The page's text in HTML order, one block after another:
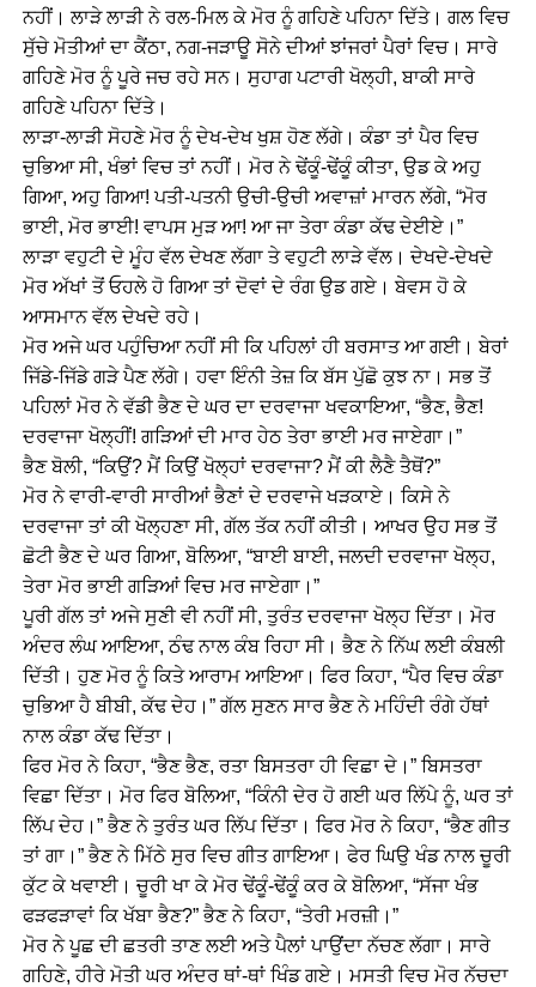
ਨਹੀਂ। ਲਾੜੇ ਲਾੜੀ ਨੇ ਰਲ-ਮਿਲ ਕੇ ਮੋਰ ਨੂੰ ਗਹਿਣੇ ਪਹਿਨਾ ਦਿੱਤੇ। ਗਲ ਵਿਚ
ਸੁੱਚੇ ਮੋਤੀਆਂ ਦਾ ਕੈਂਠਾ, ਨਗ-ਜੜਾਊ ਸੋਨੇ ਦੀਆਂ ਝਾਂਜਰਾਂ ਪੈਰਾਂ ਵਿਚ। ਸਾਰੇ
ਗਹਿਣੇ ਮੋਰ ਨੂੰ ਪੂਰੇ ਜਚ ਰਹੇ ਸਨ। ਸੁਹਾਗ ਪਟਾਰੀ ਖੋਲ੍ਹੀ, ਬਾਕੀ ਸਾਰੇ
ਗਹਿਣੇ ਪਹਿਨਾ ਦਿੱਤੇ।
ਲਾੜਾ-ਲਾੜੀ ਸੋਹਣੇ ਮੋਰ ਨੂੰ ਦੇਖ-ਦੇਖ ਖੁਸ਼ ਹੋਣ ਲੱਗੇ। ਕੰਡਾ ਤਾਂ ਪੈਰ ਵਿਚ
ਚੁਭਿਆ ਸੀ, ਖੰਭਾਂ ਵਿਚ ਤਾਂ ਨਹੀਂ। ਮੋਰ ਨੇ ਢੇਂਕੂੰ-ਢੇਂਕੂੰ ਕੀਤਾ, ਉਡ ਕੇ ਅਹੁ
ਗਿਆ, ਅਹੁ ਗਿਆ! ਪਤੀ-ਪਤਨੀ ਉਚੀ-ਉਚੀ ਅਵਾਜ਼ਾਂ ਮਾਰਨ ਲੱਗੇ, “ਮੋਰ
ਭਾਈ, ਮੋਰ ਭਾਈ! ਵਾਪਸ ਮੁੜ ਆ! ਆ ਜਾ ਤੇਰਾ ਕੰਡਾ ਕੱਢ ਦੇਈਏ।”
ਲਾੜਾ ਵਹੁਟੀ ਦੇ ਮੂੰਹ ਵੱਲ ਦੇਖਣ ਲੱਗਾ ਤੇ ਵਹੁਟੀ ਲਾੜੇ ਵੱਲ। ਦੇਖਦੇ-ਦੇਖਦੇ
ਮੋਰ ਅੱਖਾਂ ਤੋਂ ਓਹਲੇ ਹੋ ਗਿਆ ਤਾਂ ਦੋਵਾਂ ਦੇ ਰੰਗ ਉਡ ਗਏ। ਬੇਵਸ ਹੋ ਕੇ
ਆਸਮਾਨ ਵੱਲ ਦੇਖਦੇ ਰਹੇ।
ਮੋਰ ਅਜੇ ਘਰ ਪਹੁੰਚਿਆ ਨਹੀਂ ਸੀ ਕਿ ਪਹਿਲਾਂ ਹੀ ਬਰਸਾਤ ਆ ਗਈ। ਬੇਰਾਂ
ਜਿੱਡੇ-ਜਿੱਡੇ ਗੜੇ ਪੈਣ ਲੱਗੇ। ਹਵਾ ਇੰਨੀ ਤੇਜ਼ ਕਿ ਬੱਸ ਪੁੱਛੋ ਕੁਝ ਨਾ। ਸਭ ਤੋਂ
ਪਹਿਲਾਂ ਮੋਰ ਨੇ ਵੱਡੀ ਭੈਣ ਦੇ ਘਰ ਦਾ ਦਰਵਾਜਾ ਖਵਕਾਇਆ, “ਭੈਣ, ਭੈਣ!
ਦਰਵਾਜਾ ਖੋਲ੍ਹੀਂ! ਗੜਿਆਂ ਦੀ ਮਾਰ ਹੇਠ ਤੇਰਾ ਭਾਈ ਮਰ ਜਾਏਗਾ।”
ਭੈਣ ਬੋਲੀ, “ਕਿਉਂ? ਮੈਂ ਕਿਉਂ ਖੋਲ੍ਹਾਂ ਦਰਵਾਜਾ? ਮੈਂ ਕੀ ਲੈਣੈ ਤੈਥੋਂ?”
ਮੋਰ ਨੇ ਵਾਰੀ-ਵਾਰੀ ਸਾਰੀਆਂ ਭੈਣਾਂ ਦੇ ਦਰਵਾਜੇ ਖੜਕਾਏ। ਕਿਸੇ ਨੇ
ਦਰਵਾਜਾ ਤਾਂ ਕੀ ਖੋਲ੍ਹਣਾ ਸੀ, ਗੱਲ ਤੱਕ ਨਹੀਂ ਕੀਤੀ। ਆਖਰ ਉਹ ਸਭ ਤੋਂ
ਛੋਟੀ ਭੈਣ ਦੇ ਘਰ ਗਿਆ, ਬੋਲਿਆ, “ਬਾਈ ਬਾਈ, ਜਲਦੀ ਦਰਵਾਜਾ ਖੋਲ੍ਹ,
ਤੇਰਾ ਮੋਰ ਭਾਈ ਗੜਿਆਂ ਵਿਚ ਮਰ ਜਾਏਗਾ।”
ਪੂਰੀ ਗੱਲ ਤਾਂ ਅਜੇ ਸੁਣੀ ਵੀ ਨਹੀਂ ਸੀ, ਤੁਰੰਤ ਦਰਵਾਜਾ ਖੋਲ੍ਹ ਦਿੱਤਾ। ਮੋਰ
ਅੰਦਰ ਲੰਘ ਆਇਆ, ਠੰਢ ਨਾਲ ਕੰਬ ਰਿਹਾ ਸੀ। ਭੈਣ ਨੇ ਨਿੱਘ ਲਈ ਕੰਬਲੀ
ਦਿੱਤੀ। ਹੁਣ ਮੋਰ ਨੂੰ ਕਿਤੇ ਆਰਾਮ ਆਇਆ। ਫਿਰ ਕਿਹਾ, “ਪੈਰ ਵਿਚ ਕੰਡਾ
ਚੁਭਿਆ ਹੈ ਬੀਬੀ, ਕੱਢ ਦੇਹ।” ਗੱਲ ਸੁਣਨ ਸਾਰ ਭੈਣ ਨੇ ਮਹਿੰਦੀ ਰੰਗੇ ਹੱਥਾਂ
ਨਾਲ ਕੰਡਾ ਕੱਢ ਦਿੱਤਾ।
ਫਿਰ ਮੋਰ ਨੇ ਕਿਹਾ, “ਭੈਣ ਭੈਣ, ਰਤਾ ਬਿਸਤਰਾ ਹੀ ਵਿਛਾ ਦੇ।” ਬਿਸਤਰਾ
ਵਿਛਾ ਦਿੱਤਾ। ਮੋਰ ਫਿਰ ਬੋਲਿਆ, “ਕਿੰਨੀ ਦੇਰ ਹੋ ਗਈ ਘਰ ਲਿੱਪੇ ਨੂੰ, ਘਰ ਤਾਂ
ਲਿੱਪ ਦੇਹ।” ਭੈਣ ਨੇ ਤੁਰੰਤ ਘਰ ਲਿੱਪ ਦਿੱਤਾ। ਫਿਰ ਮੋਰ ਨੇ ਕਿਹਾ, “ਭੈਣ ਗੀਤ
ਤਾਂ ਗਾ।” ਭੈਣ ਨੇ ਮਿੱਠੇ ਸੁਰ ਵਿਚ ਗੀਤ ਗਾਇਆ। ਫੇਰ ਘਿਉ ਖੰਡ ਨਾਲ ਚੂਰੀ
ਕੁੱਟ ਕੇ ਖਵਾਈ। ਚੂਰੀ ਖਾ ਕੇ ਮੋਰ ਢੇਂਕੂੰ-ਢੇਂਕੂੰ ਕਰ ਕੇ ਬੋਲਿਆ, “ਸੱਜਾ ਖੰਭ
ਫੜਫੜਾਵਾਂ ਕਿ ਖੱਬਾ ਭੈਣ?” ਭੈਣ ਨੇ ਕਿਹਾ, “ਤੇਰੀ ਮਰਜ਼ੀ।”
ਮੋਰ ਨੇ ਪੂਛ ਦੀ ਛਤਰੀ ਤਾਣ ਲਈ ਅਤੇ ਪੈਲਾਂ ਪਾਉਂਦਾ ਨੱਚਣ ਲੱਗਾ। ਸਾਰੇ
ਗਹਿਣੇ, ਹੀਰੇ ਮੋਤੀ ਘਰ ਅੰਦਰ ਥਾਂ-ਥਾਂ ਖਿੰਡ ਗਏ। ਮਸਤੀ ਵਿਚ ਮੋਰ ਨੱਚਦਾ